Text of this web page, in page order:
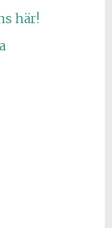
här!